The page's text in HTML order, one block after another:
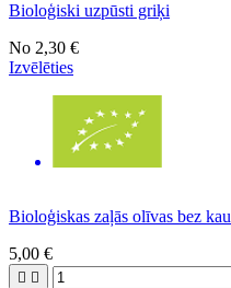
Bioloģiski uzpūsti griķi
No 2,30 €
Izvēlēties
Bioloģiskas zaļās olīvas bez
5,00 €
 